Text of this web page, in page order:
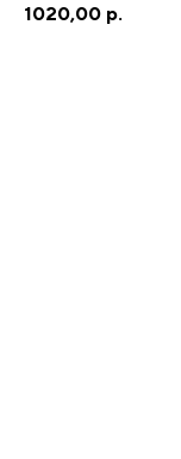
1020,00 р.